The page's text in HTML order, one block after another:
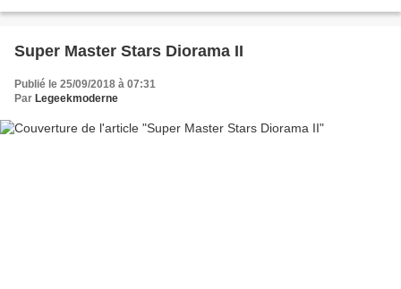
Super Master Stars Diorama II
Publié le 25/09/2018 à 07:31
Par Legeekmoderne